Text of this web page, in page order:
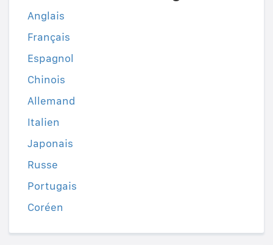
Anglais
Français
Espagnol
Chinois
Allemand
Italien
Japonais
Russe
Portugais
Coréen